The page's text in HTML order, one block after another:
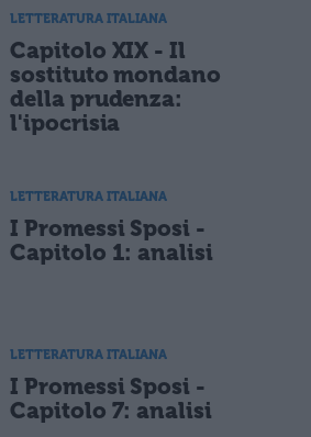
LETTERATURA ITALIANA
Capitolo XIX - Il
sostituto mondano
della prudenza:
l'ipocrisia
LETTERATURA ITALIANA
I Promessi Sposi -
Capitolo 1: analisi
LETTERATURA ITALIANA
I Promessi Sposi -
Capitolo 7: analisi